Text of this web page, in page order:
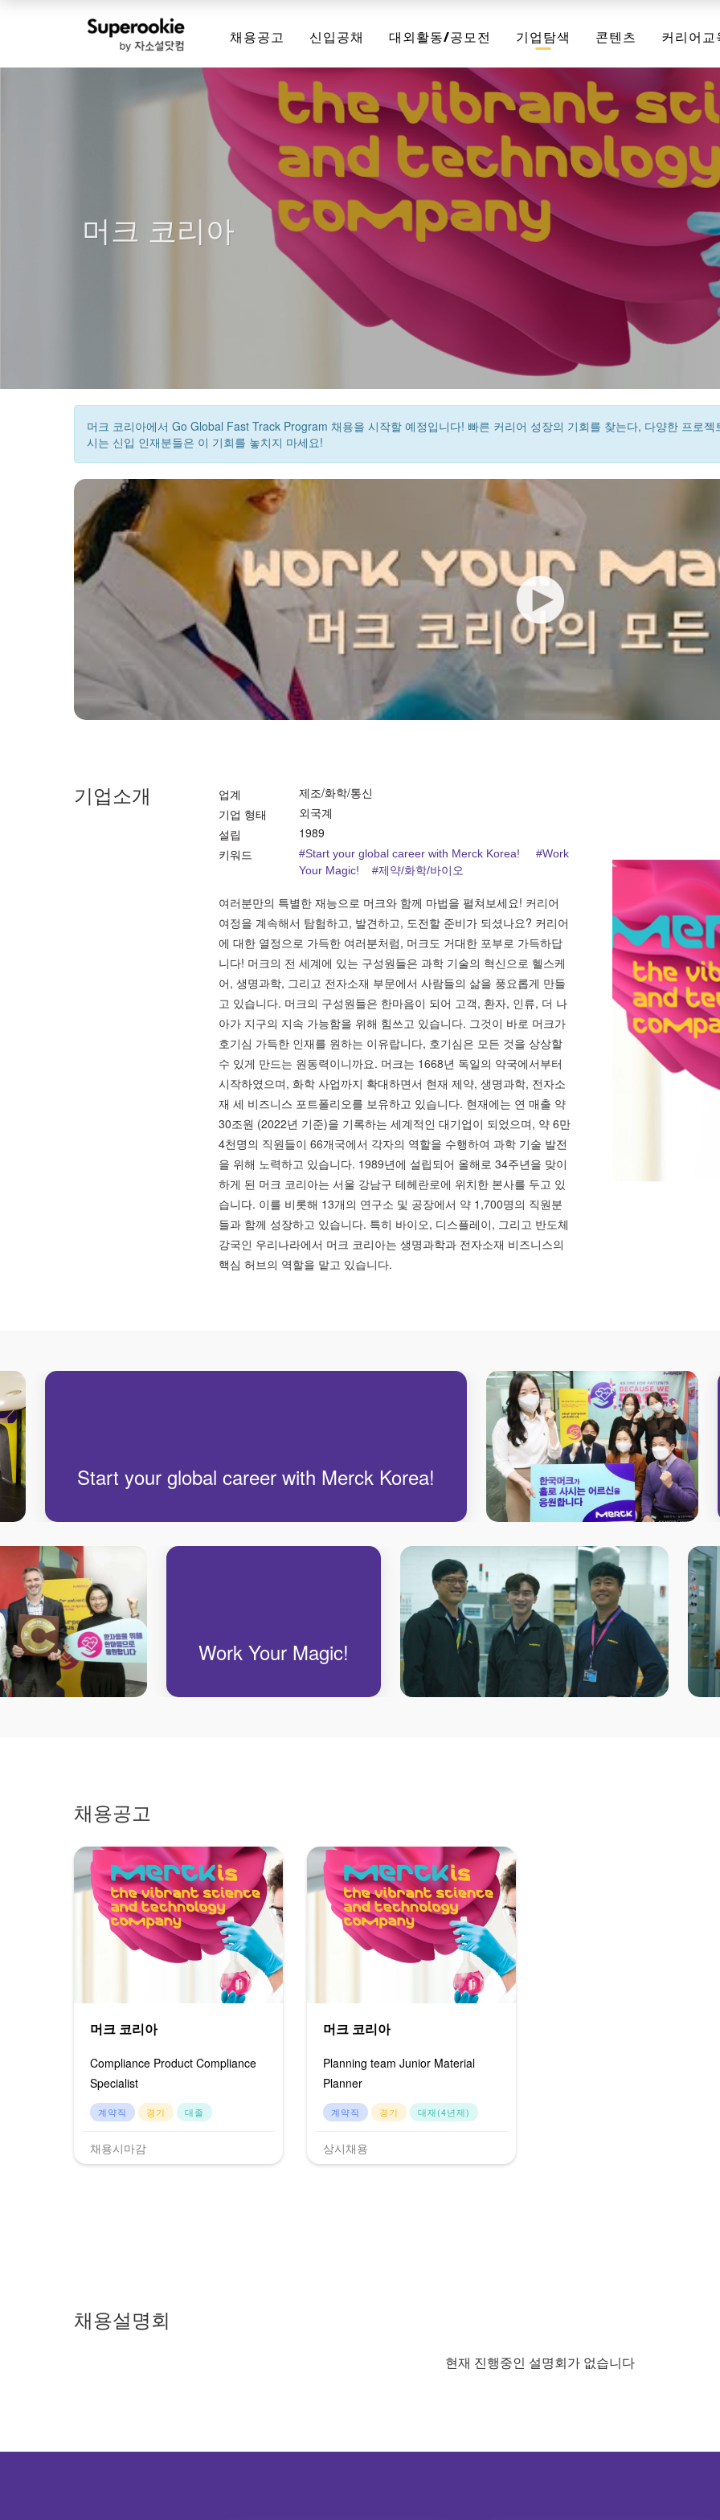
채용공고 신입공채 대외활동/공모전 기업탐색 콘텐츠 커리어교
머크 코리아
머크 코리아에서 Go Global Fast Track Program 채용을 시작할 예정입니다! 빠른 커리어 성장의 기회를 찾는다, 다양한 프로
시는 신입 인재분들은 이 기회를 놓치지 마세요!
기업소개 업계
제조/화학/통신
기업 형태
외국계
설립
1989
키워드
#Start your global career with Merck Korea!
#Work
Your Magic!
#제약/화학/바이오
여러분만의 특별한 재능으로 머크와 함께 마법을 펼쳐보세요! 커리어
여정을 계속해서 탐험하고, 발견하고, 도전할 준비가 되셨나요? 커리어
에 대한 열정으로 가득한 여러분처럼, 머크도 거대한 포부로 가득하답
니다! 머크의 전 세계에 있는 구성원들은 과학 기술의 혁신으로 헬스케
어, 생명과학, 그리고 전자소재 부문에서 사람들의 삶을 풍요롭게 만들
고 있습니다. 머크의 구성원들은 한마음이 되어 고객, 환자, 인류, 더 나
아가 지구의 지속 가능함을 위해 힘쓰고 있습니다. 그것이 바로 머크가
호기심 가득한 인재를 원하는 이유랍니다, 호기심은 모든 것을 상상할
수 있게 만드는 원동력이니까요. 머크는 1668년 독일의 약국에서부터
시작하였으며, 화학 사업까지 확대하면서 현재 제약, 생명과학, 전자소
재 세 비즈니스 포트폴리오를 보유하고 있습니다. 현재에는 연 매출 약
30조원 (2022년 기준)을 기록하는 세계적인 대기업이 되었으며, 약 6만
4천명의 직원들이 66개국에서 각자의 역할을 수행하여 과학 기술 발전
을 위해 노력하고 있습니다. 1989년에 설립되어 올해로 34주년을 맞이
하게 된 머크 코리아는 서울 강남구 테헤란로에 위치한 본사를 두고 있
습니다. 이를 비롯해 13개의 연구소 및 공장에서 약 1,700명의 직원분
들과 함께 성장하고 있습니다. 특히 바이오, 디스플레이, 그리고 반도체
강국인 우리나라에서 머크 코리아는 생명과학과 전자소재 비즈니스의
핵심 허브의 역할을 맡고 있습니다.
Start your global career with Merck Korea!
Work Your Magic!
채용공고
머크 코리아
Compliance Product Compliance
Specialist
계약직 경기 대졸
채용시마감
머크 코리아
Planning team Junior Material
Planner
계약직 경기 대재(4년제)
상시채용
채용설명회
현재 진행중인 설명회가 없습니다